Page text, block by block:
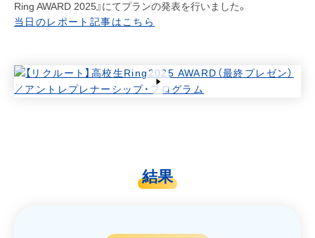
Ring AWARD 2025』にてプランの発表を行いました。
当日のレポート記事はこちら
結果